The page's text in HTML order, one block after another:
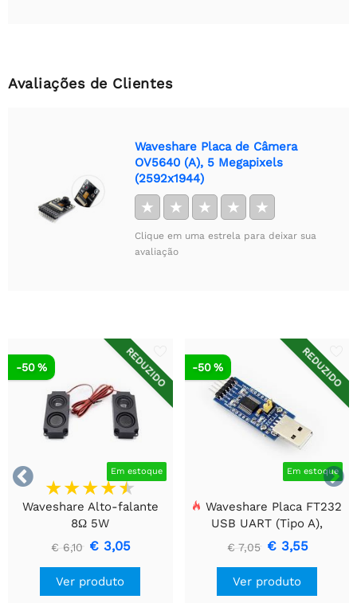
Avaliações de Clientes
Waveshare Placa de Câmera
OV5640 (A), 5 Megapixels
(2592x1944)
★ ★ ★ ★ ★
Clique em uma estrela para deixar sua
avaliação


REDUZIDO
Em estoque
-50 %
Waveshare Alto-falante
8Ω 5W
€ 6,10 € 3,05
Ver produto
REDUZIDO
Em estoque
-50 %
Waveshare Placa FT232
USB UART (Tipo A),
Módulo de Comunicação
USB Para TTL (UART)
€ 7,05 € 3,55
Ver produto